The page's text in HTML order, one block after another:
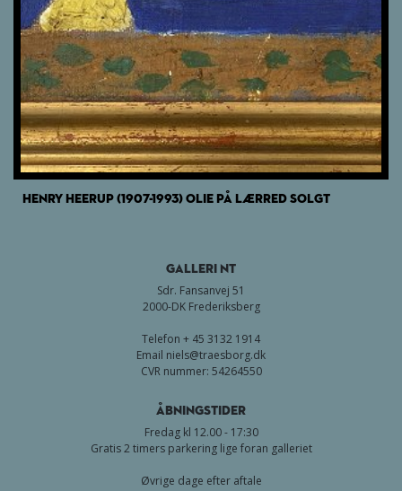
HENRY HEERUP (1907-1993) OLIE PÅ LÆRRED SOLGT
GALLERI NT
Sdr. Fansanvej 51
2000-DK Frederiksberg
Telefon + 45 3132 1914
Email niels@traesborg.dk
CVR nummer: 54264550
Åbningstider
Fredag kl 12.00 - 17:30
Gratis 2 timers parkering lige foran galleriet
Øvrige dage efter aftale